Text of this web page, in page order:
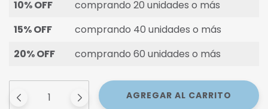
10% OFF
comprando 20 unidades o más
15% OFF
comprando 40 unidades o más
20% OFF
comprando 60 unidades o más